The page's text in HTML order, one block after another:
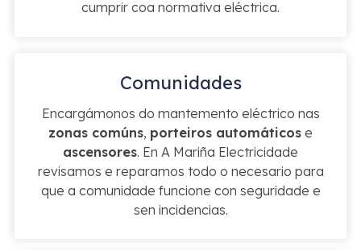
cumprir coa normativa eléctrica.
Comunidades
Encargámonos do mantemento eléctrico nas
zonas comúns, porteiros automáticos e
ascensores. En A Mariña Electricidade
revisamos e reparamos todo o necesario para
que a comunidade funcione con seguridade e
sen incidencias.